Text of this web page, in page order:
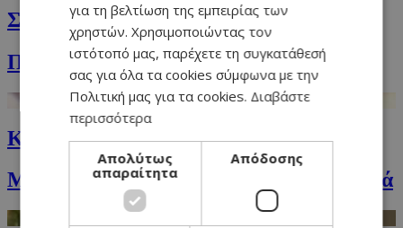
Σούπα κουνουπίδι και σπάνακι
Πατέ σοκολάτας με σος από pistachio
Κλασικό κροκ μεσιέ (croque monsieur)
Μακαρονάδα με τόνο, μπρόκολο και τυριά
για τη βελτίωση της εμπειρίας των
χρηστών. Χρησιμοποιώντας τον
ιστότοπό μας, παρέχετε τη συγκατάθεσή
σας για όλα τα cookies σύμφωνα με την
Πολιτική μας για τα cookies. Διαβάστε
περισσότερα
Απολύτως
απαραίτητα
Απόδοσης